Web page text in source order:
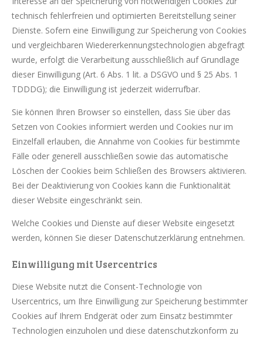
technisch fehlerfreien und optimierten Bereitstellung seiner
Dienste. Sofern eine Einwilligung zur Speicherung von Cookies
und vergleichbaren Wiedererkennungstechnologien abgefragt
wurde, erfolgt die Verarbeitung ausschließlich auf Grundlage
dieser Einwilligung (Art. 6 Abs. 1 lit. a DSGVO und § 25 Abs. 1
TDDDG); die Einwilligung ist jederzeit widerrufbar.
Sie können Ihren Browser so einstellen, dass Sie über das
Setzen von Cookies informiert werden und Cookies nur im
Einzelfall erlauben, die Annahme von Cookies für bestimmte
Fälle oder generell ausschließen sowie das automatische
Löschen der Cookies beim Schließen des Browsers aktivieren.
Bei der Deaktivierung von Cookies kann die Funktionalität
dieser Website eingeschränkt sein.
Welche Cookies und Dienste auf dieser Website eingesetzt
werden, können Sie dieser Datenschutzerklärung entnehmen.
Einwilligung mit Usercentrics
Diese Website nutzt die Consent-Technologie von
Usercentrics, um Ihre Einwilligung zur Speicherung bestimmter
Cookies auf Ihrem Endgerät oder zum Einsatz bestimmter
Technologien einzuholen und diese datenschutzkonform zu